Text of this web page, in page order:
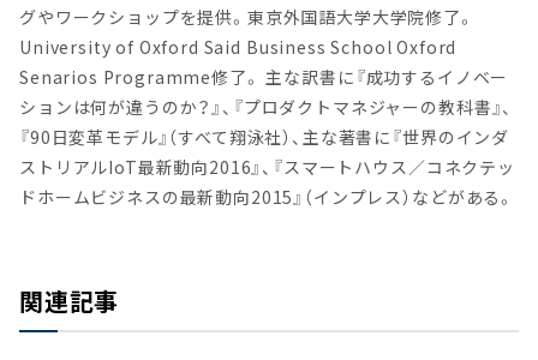
グやワークショップを提供。東京外国語大学大学院修了。
University of Oxford Said Business School Oxford
Senarios Programme修了。 主な訳書に『成功するイノベー
ションは何が違うのか？』、『プロダクトマネジャーの教科書』、
『90日変革モデル』（すべて翔泳社）、主な著書に『世界のインダ
ストリアルIoT最新動向2016』、『スマートハウス／コネクテッ
ドホームビジネスの最新動向2015』（インプレス）などがある。
関連記事